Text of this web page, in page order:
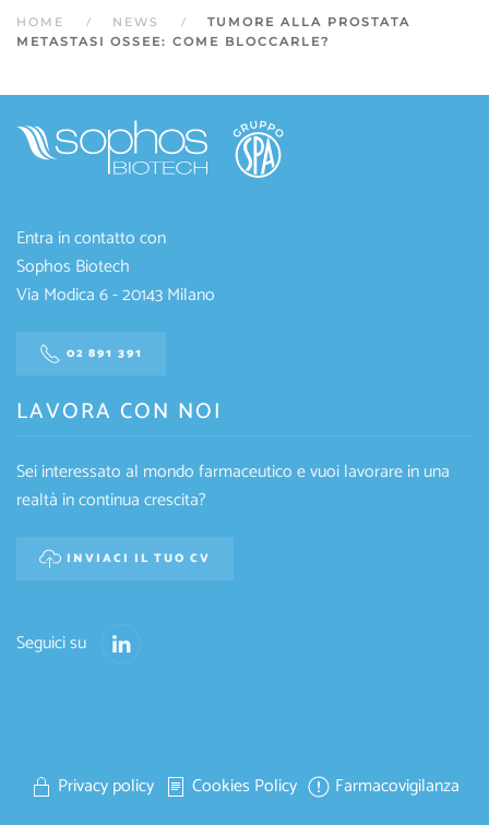
HOME NEWS
TUMORE ALLA PROSTATA
METASTASI OSSEE: COME BLOCCARLE?
Entra in contatto con
Sophos Biotech
Via Modica 6 - 20143 Milano
02 891 391
LAVORA CON NOI
Sei interessato al mondo farmaceutico e vuoi lavorare in una
realtà in continua crescita?
INVIACI IL TUO CV
Seguici su
Privacy policy Cookies Policy Farmacovigilanza